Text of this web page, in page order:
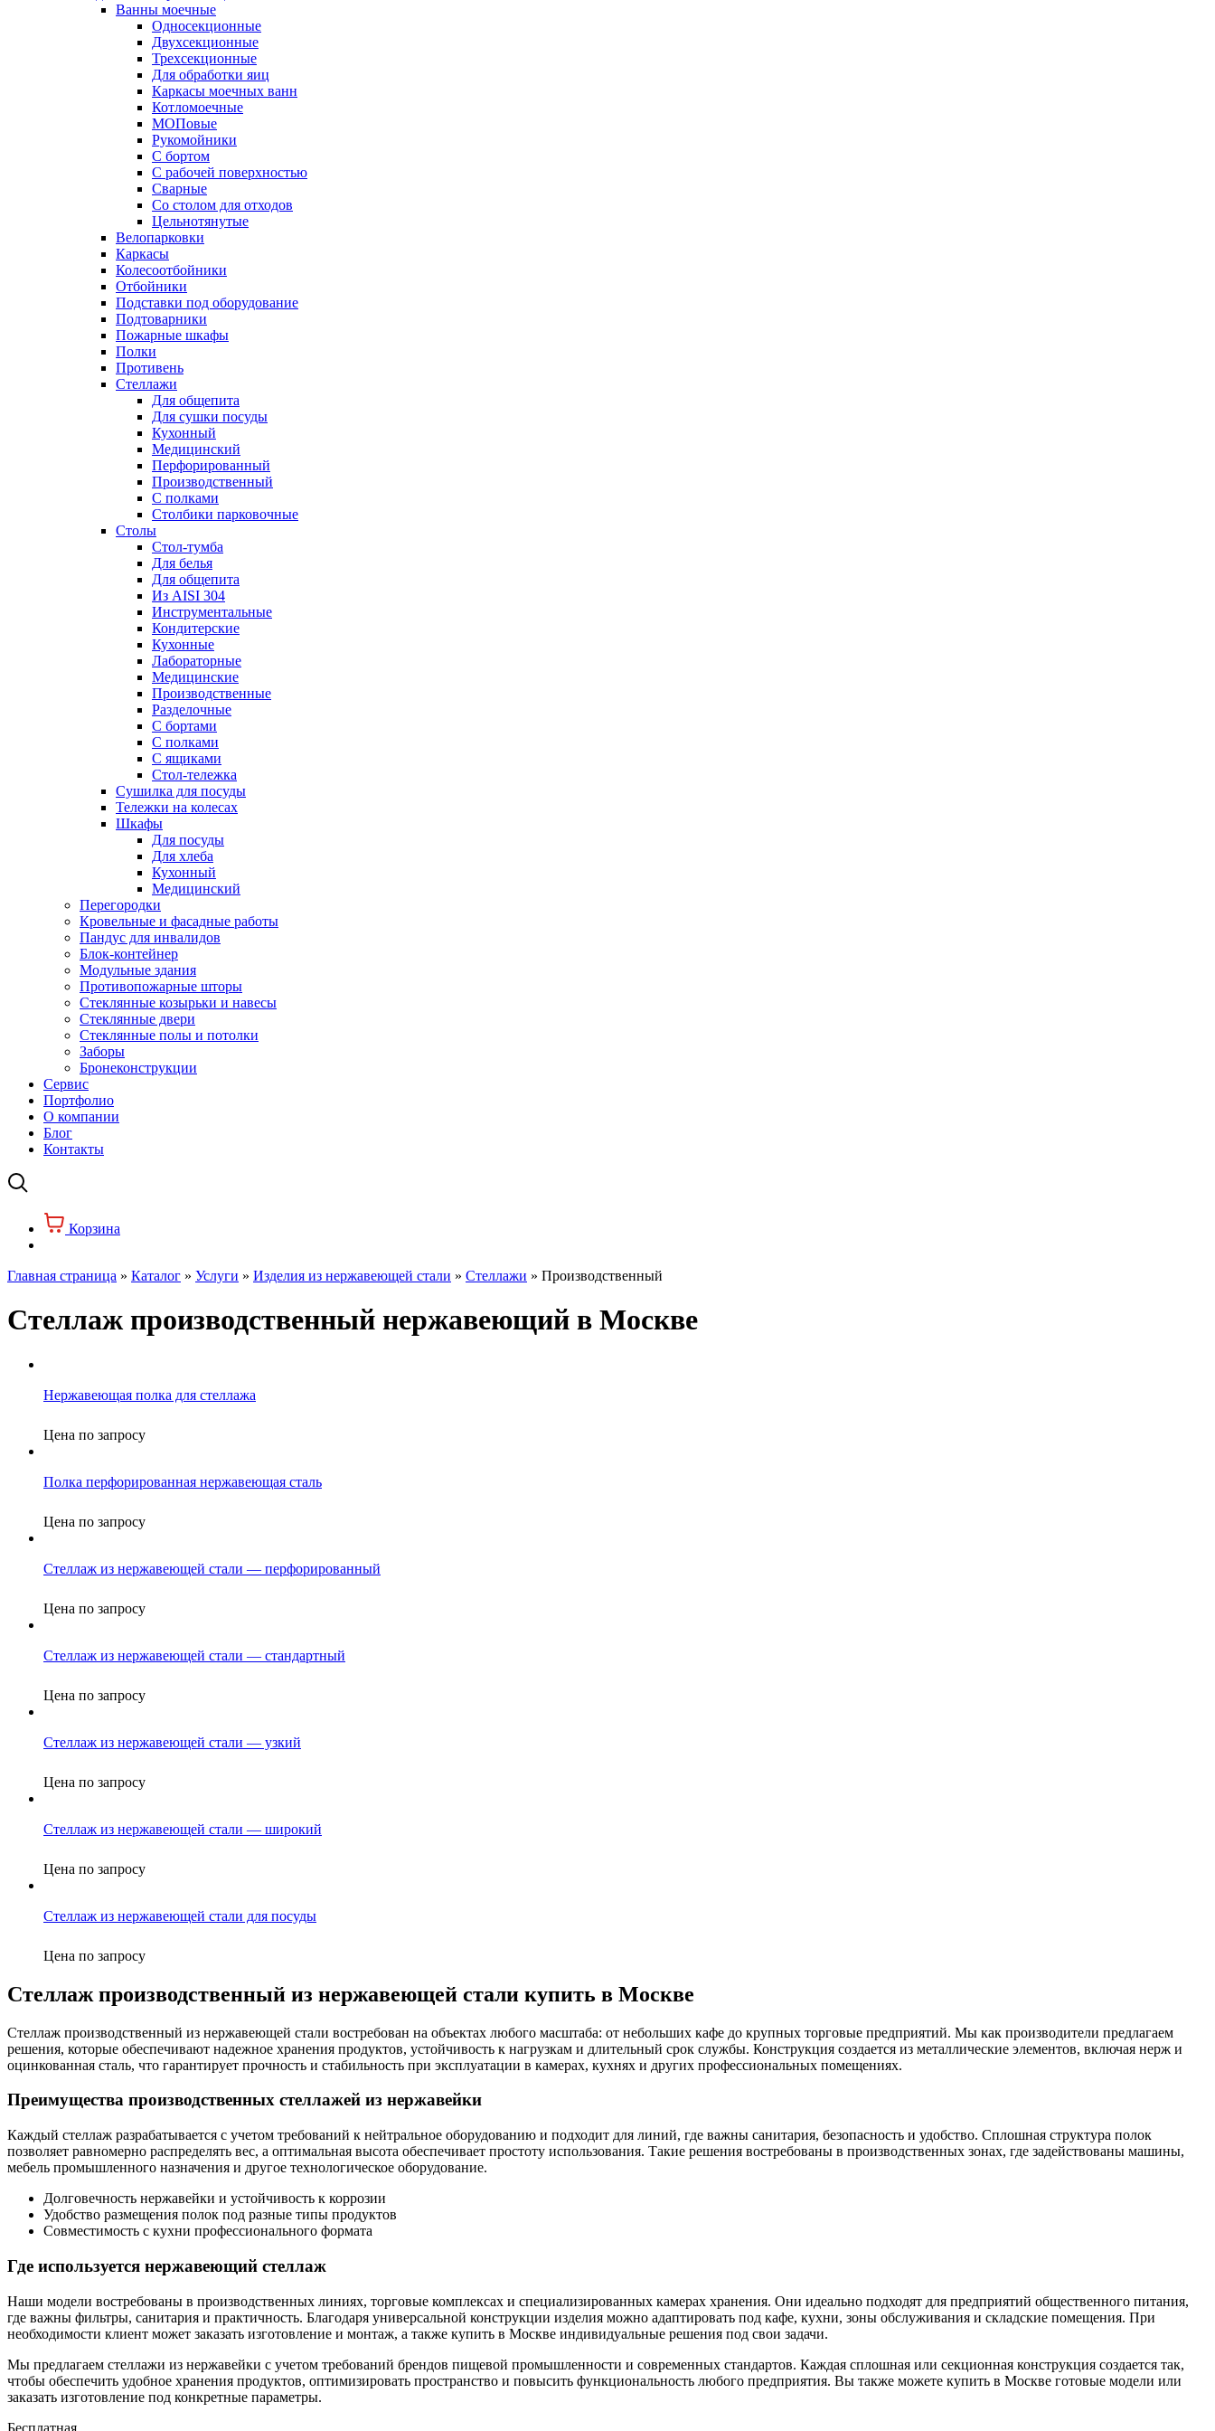
Ванны моечные
Односекционные
Двухсекционные
Трехсекционные
Для обработки яиц
Каркасы моечных ванн
Котломоечные
МОПовые
Рукомойники
С бортом
С рабочей поверхностью
Сварные
Со столом для отходов
Цельнотянутые
Велопарковки
Каркасы
Колесоотбойники
Отбойники
Подставки под оборудование
Подтоварники
Пожарные шкафы
Полки
Противень
Стеллажи
Для общепита
Для сушки посуды
Кухонный
Медицинский
Перфорированный
Производственный
С полками
Столбики парковочные
Столы
Cтол-тумба
Для белья
Для общепита
Из AISI 304
Инструментальные
Кондитерские
Кухонные
Лабораторные
Медицинские
Производственные
Разделочные
С бортами
С полками
С ящиками
Стол-тележка
Сушилка для посуды
Тележки на колесах
Шкафы
Для посуды
Для хлеба
Кухонный
Медицинский
Перегородки
Кровельные и фасадные работы
Пандус для инвалидов
Блок-контейнер
Модульные здания
Противопожарные шторы
Стеклянные козырьки и навесы
Стеклянные двери
Стеклянные полы и потолки
Заборы
Бронеконструкции
Сервис
Портфолио
О компании
Блог
Контакты
Корзина
Главная страница » Каталог » Услуги » Изделия из нержавеющей стали » Стеллажи » Производственный
Стеллаж производственный нержавеющий в Москве
Нержавеющая полка для стеллажа
Цена по запросу
Полка перфорированная нержавеющая сталь
Цена по запросу
Стеллаж из нержавеющей стали — перфорированный
Цена по запросу
Стеллаж из нержавеющей стали — стандартный
Цена по запросу
Стеллаж из нержавеющей стали — узкий
Цена по запросу
Стеллаж из нержавеющей стали — широкий
Цена по запросу
Стеллаж из нержавеющей стали для посуды
Цена по запросу
Стеллаж производственный из нержавеющей стали купить в Москве
Стеллаж производственный из нержавеющей стали востребован на объектах любого масштаба: от небольших кафе до крупных торговые предприятий. Мы как производители предлагаем
решения, которые обеспечивают надежное хранения продуктов, устойчивость к нагрузкам и длительный срок службы. Конструкция создается из металлические элементов, включая нерж и
оцинкованная сталь, что гарантирует прочность и стабильность при эксплуатации в камерах, кухнях и других профессиональных помещениях.
Преимущества производственных стеллажей из нержавейки
Каждый стеллаж разрабатывается с учетом требований к нейтральное оборудованию и подходит для линий, где важны санитария, безопасность и удобство. Сплошная структура полок
позволяет равномерно распределять вес, а оптимальная высота обеспечивает простоту использования. Такие решения востребованы в производственных зонах, где задействованы машины,
мебель промышленного назначения и другое технологическое оборудование.
Долговечность нержавейки и устойчивость к коррозии
Удобство размещения полок под разные типы продуктов
Совместимость с кухни профессионального формата
Где используется нержавеющий стеллаж
Наши модели востребованы в производственных линиях, торговые комплексах и специализированных камерах хранения. Они идеально подходят для предприятий общественного питания,
где важны фильтры, санитария и практичность. Благодаря универсальной конструкции изделия можно адаптировать под кафе, кухни, зоны обслуживания и складские помещения. При
необходимости клиент может заказать изготовление и монтаж, а также купить в Москве индивидуальные решения под свои задачи.
Мы предлагаем стеллажи из нержавейки с учетом требований брендов пищевой промышленности и современных стандартов. Каждая сплошная или секционная конструкция создается так,
чтобы обеспечить удобное хранения продуктов, оптимизировать пространство и повысить функциональность любого предприятия. Вы также можете купить в Москве готовые модели или
заказать изготовление под конкретные параметры.
Бесплатная